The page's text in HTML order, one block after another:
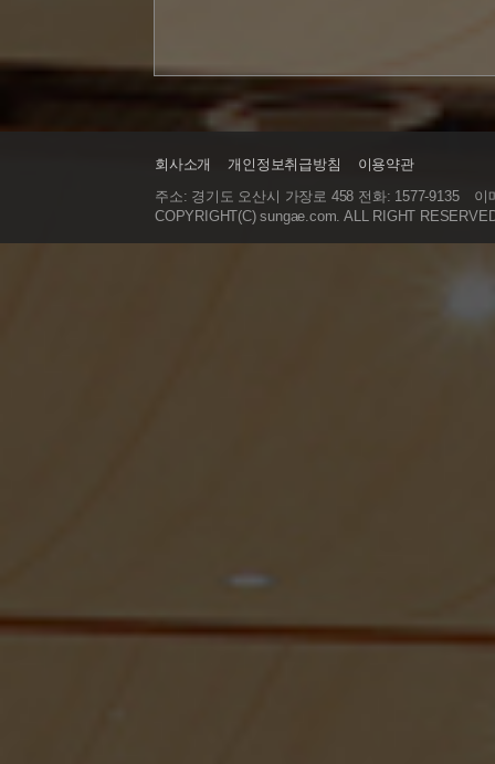
회사소개 개인정보취급방침
이용약관
주소: 경기도 오산시 가장로 458 전화: 1577-9135
이
COPYRIGHT(C) sungae.com. ALL RIGHT